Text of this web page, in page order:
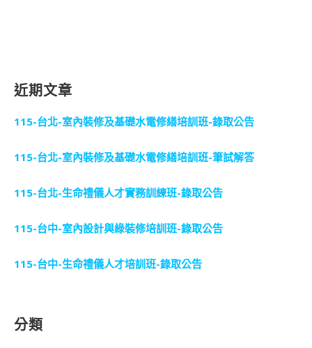
近期文章
115-台北-室內裝修及基礎水電修繕培訓班-錄取公告
115-台北-室內裝修及基礎水電修繕培訓班-筆試解答
115-台北-生命禮儀人才實務訓練班-錄取公告
115-台中-室內設計與綠裝修培訓班-錄取公告
115-台中-生命禮儀人才培訓班-錄取公告
分類